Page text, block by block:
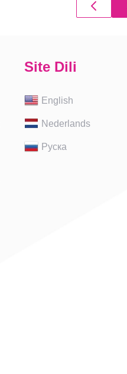
Site Dili
English
Nederlands
Руска